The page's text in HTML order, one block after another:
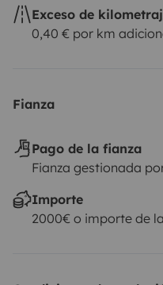
Exceso de
0,40 € por km
Fianza
Pago de la fianza
Fianza gestionada
Importe
2000€ o importe de